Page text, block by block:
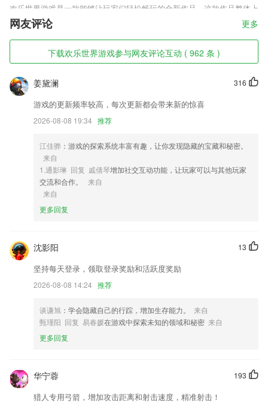
欢乐世界游戏是一款能够让玩家们轻松畅玩的全新作品，这款作品整体上
以火柴人为主要角色，玩家们将选出属于自己的火柴人和对方进行pk，
只有战斗力强劲的一方才能够轻松击败对手，作品的乐趣远不止如此，各
种武器要素也能够为玩家们带来全新的体验!
欢乐世界游戏软件特色
1,听说读写练，全方位解决宝宝认字母难，发音难，拼读难等问题。
2,【代驾服务】线上支付一键搞定，省时省力省心。
3,拥有绘本资源，这里有着可以供学习阅读的中英文双语彩色绘本；
5,极简风格界面，界面清爽简洁，享受舒适阅读体验；
6,实时监控：营造文明和谐新家园
欢乐世界游戏软件优势
1.专业的课程辅导，也是会向大家推送的，学习音乐知识非常轻便；
卷等，所有题库内容均智能自动批改。现有的数百万题库足以保证老师应
对任何程度的学生需求
3.聚焦销售技能认知，业绩提升指日可待
4.合理设置了简洁优美的界面让你时时刷题；
5.感动一辈子的感情，坚持一辈子的信念。
6.注重打造安全、单纯的观影环境,免除爸爸妈妈的后顾之忧
欢乐世界游戏更新了什么?
软件已改名为
增加音频设置菜单，可在视频录制和直播过程中实时调整音频，包括降噪
混响变声等
网友评论 更多
下载欢乐世界游戏参与网友评论互动 ( 962 条 )
316
姜黛澜
游戏的更新频率较高，每次更新都会带来新的惊喜
2026-08-08 19:34 推荐
江佳骅 ：游戏的探索系统丰富有趣，让你发现隐藏的宝藏和秘密。
来自
1.通影琳 回复 戚倩琴增加社交互动功能，让玩家可以与其他玩家
交流和合作。
来自
来自
更多回复
13
沈影阳
坚持每天登录，领取登录奖励和活跃度奖励
2026-08-08 14:24 推荐
谈谦旭 ：学会隐藏自己的行踪，增加生存能力。
来自
甄瑾阳 回复 易春媛在游戏中探索未知的领域和秘密 来自
更多回复
193
华宁蓉
猎人专用弓箭，增加攻击距离和射击速度，精准射击！